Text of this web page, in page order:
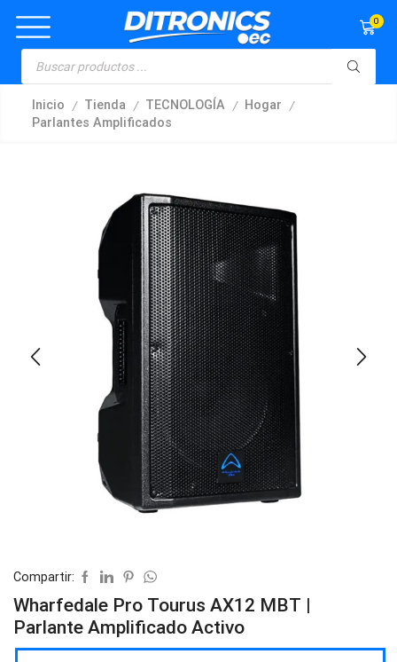
0
Inicio / Tienda / TECNOLOGÍA / Hogar /
Parlantes Amplificados
Compartir:
Wharfedale Pro Tourus AX12 MBT |
Parlante Amplificado Activo